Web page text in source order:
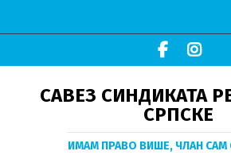
САВЕЗ СИНДИКАТА
СРПСКЕ
ИМАМ ПРАВО ВИШЕ, ЧЛАН САМ